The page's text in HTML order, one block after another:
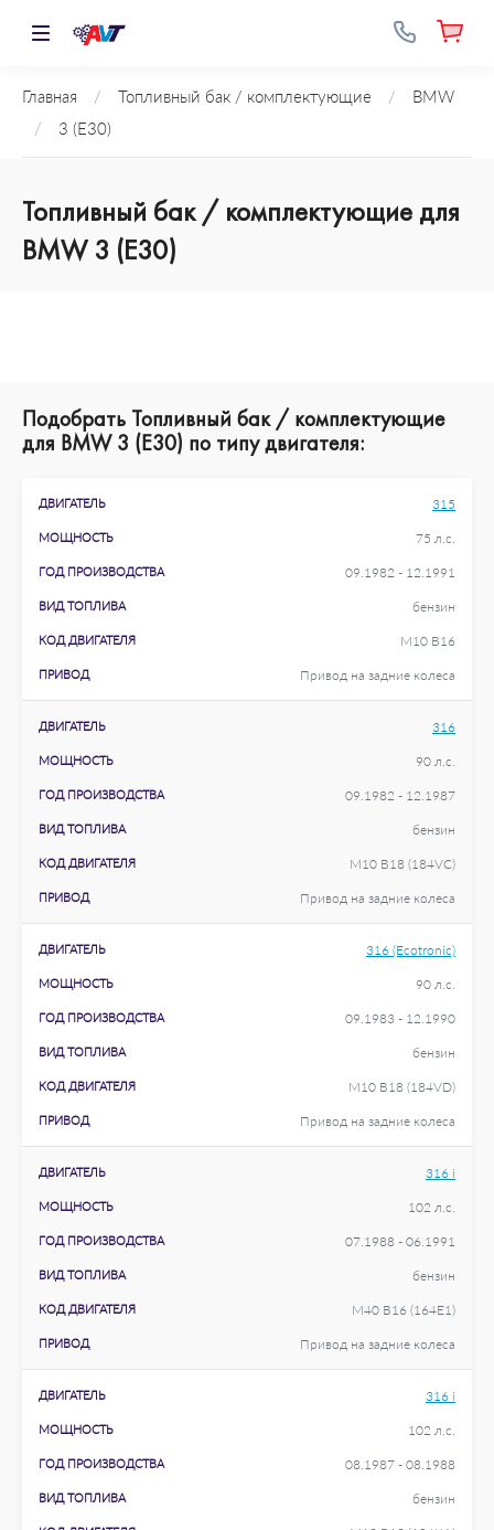
Главная / Топливный бак / комплектующие /
BMW
/
3 (E30)
Топливный бак / комплектующие для
BMW 3 (E30)
Подобрать Топливный бак / комплектующие
для BMW 3 (E30) по типу двигателя:
ДВИГАТЕЛЬ 315
МОЩНОСТЬ 75 л.с.
ГОД ПРОИЗВОДСТВА 09.1982 - 12.1991
ВИД ТОПЛИВА бензин
КОД ДВИГАТЕЛЯ M10 B16
ПРИВОД Привод на задние колеса
ДВИГАТЕЛЬ 316
МОЩНОСТЬ 90 л.с.
ГОД ПРОИЗВОДСТВА 09.1982 - 12.1987
ВИД ТОПЛИВА бензин
КОД ДВИГАТЕЛЯ M10 B18 (184VC)
ПРИВОД Привод на задние колеса
ДВИГАТЕЛЬ 316 (Ecotronic)
МОЩНОСТЬ 90 л.с.
ГОД ПРОИЗВОДСТВА 09.1983 - 12.1990
ВИД ТОПЛИВА бензин
КОД ДВИГАТЕЛЯ M10 B18 (184VD)
ПРИВОД Привод на задние колеса
ДВИГАТЕЛЬ 316 i
МОЩНОСТЬ 102 л.с.
ГОД ПРОИЗВОДСТВА 07.1988 - 06.1991
ВИД ТОПЛИВА бензин
КОД ДВИГАТЕЛЯ M40 B16 (164E1)
ПРИВОД Привод на задние колеса
ДВИГАТЕЛЬ 316 i
МОЩНОСТЬ 102 л.с.
ГОД ПРОИЗВОДСТВА 08.1987 - 08.1988
ВИД ТОПЛИВА бензин